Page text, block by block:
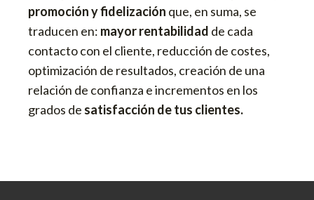
promoción y fidelización que, en suma, se
traducen en: mayor rentabilidad de cada
contacto con el cliente, reducción de costes,
optimización de resultados, creación de una
relación de confianza e incrementos en los
grados de satisfacción de tus clientes.